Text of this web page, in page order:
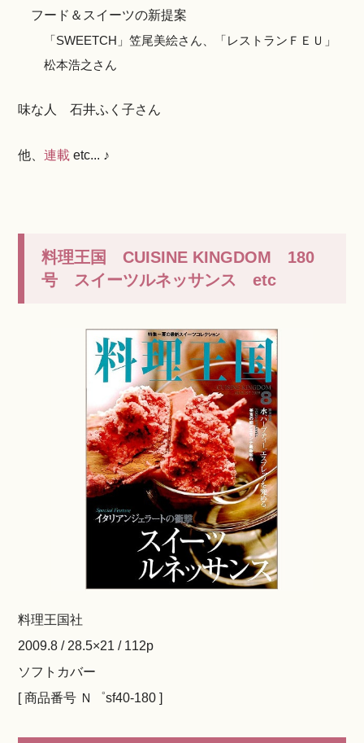
フード＆スイーツの新提案
「SWEETCH」笠尾美絵さん、「レストランＦＥＵ」
松本浩之さん
味な人 石井ふく子さん
他、連載 etc... ♪
料理王国 CUISINE KINGDOM 180
号 スイーツルネッサンス etc
料理王国社
2009.8 / 28.5×21 / 112p
ソフトカバー
[ 商品番号 Ｎ゜sf40-180 ]